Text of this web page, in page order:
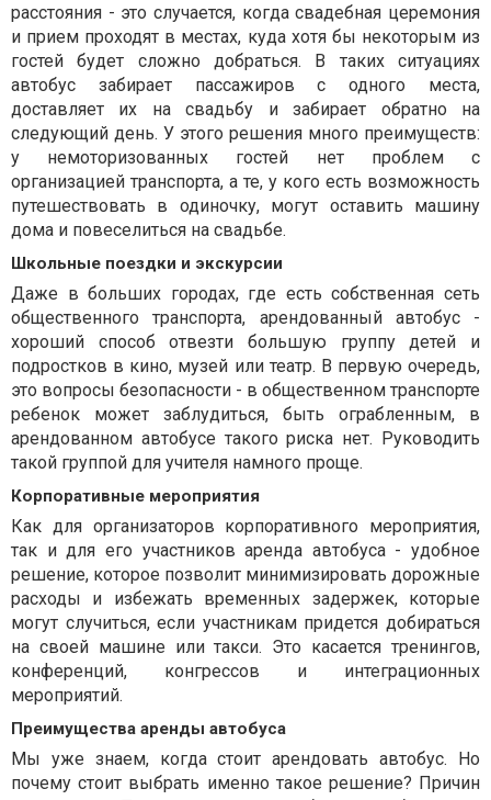
расстояния - это случается, когда свадебная церемония
и прием проходят в местах, куда хотя бы некоторым из
гостей будет сложно добраться. В таких ситуациях
автобус забирает пассажиров с одного места,
доставляет их на свадьбу и забирает обратно на
следующий день. У этого решения много преимуществ:
у немоторизованных гостей нет проблем с
организацией транспорта, а те, у кого есть возможность
путешествовать в одиночку, могут оставить машину
дома и повеселиться на свадьбе.
Школьные поездки и экскурсии
Даже в больших городах, где есть собственная сеть
общественного транспорта, арендованный автобус -
хороший способ отвезти большую группу детей и
подростков в кино, музей или театр. В первую очередь,
это вопросы безопасности - в общественном транспорте
ребенок может заблудиться, быть ограбленным, в
арендованном автобусе такого риска нет. Руководить
такой группой для учителя намного проще.
Корпоративные мероприятия
Как для организаторов корпоративного мероприятия,
так и для его участников аренда автобуса - удобное
решение, которое позволит минимизировать дорожные
расходы и избежать временных задержек, которые
могут случиться, если участникам придется добираться
на своей машине или такси. Это касается тренингов,
конференций, конгрессов и интеграционных
мероприятий.
Преимущества аренды автобуса
Мы уже знаем, когда стоит арендовать автобус. Но
почему стоит выбрать именно такое решение? Причин